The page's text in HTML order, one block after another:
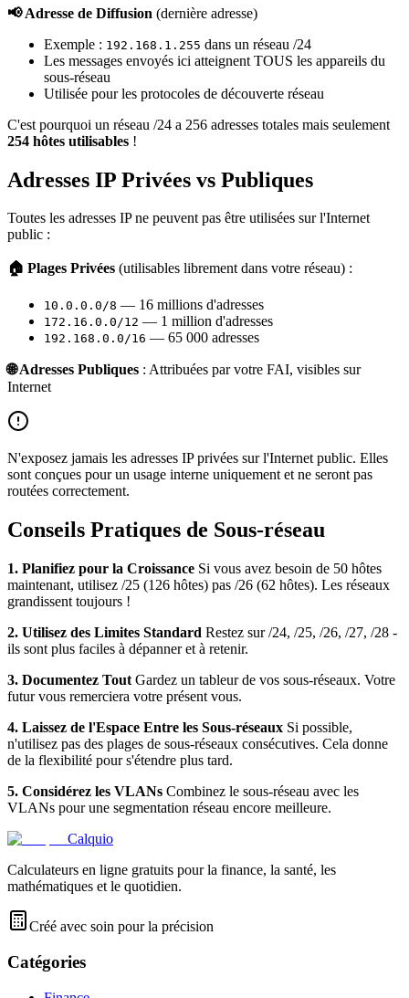
📢 Adresse de Diffusion (dernière adresse)
Exemple : 192.168.1.255 dans un réseau /24
Les messages envoyés ici atteignent TOUS les appareils du
sous-réseau
Utilisée pour les protocoles de découverte réseau
C'est pourquoi un réseau /24 a 256 adresses totales mais seulement
254 hôtes utilisables !
Adresses IP Privées vs Publiques
Toutes les adresses IP ne peuvent pas être utilisées sur l'Internet
public :
🏠 Plages Privées (utilisables librement dans votre réseau) :
10.0.0.0/8 — 16 millions d'adresses
172.16.0.0/12 — 1 million d'adresses
192.168.0.0/16 — 65 000 adresses
🌐 Adresses Publiques : Attribuées par votre FAI, visibles sur
Internet
N'exposez jamais les adresses IP privées sur l'Internet public. Elles
sont conçues pour un usage interne uniquement et ne seront pas
routées correctement.
Conseils Pratiques de Sous-réseau
1. Planifiez pour la Croissance Si vous avez besoin de 50 hôtes
maintenant, utilisez /25 (126 hôtes) pas /26 (62 hôtes). Les réseaux
grandissent toujours !
2. Utilisez des Limites Standard Restez sur /24, /25, /26, /27, /28 -
ils sont plus faciles à dépanner et à retenir.
3. Documentez Tout Gardez un tableur de vos sous-réseaux. Votre
futur vous remerciera votre présent vous.
4. Laissez de l'Espace Entre les Sous-réseaux Si possible,
n'utilisez pas des plages de sous-réseaux consécutives. Cela donne
de la flexibilité pour s'étendre plus tard.
5. Considérez les VLANs Combinez le sous-réseau avec les
VLANs pour une segmentation réseau encore meilleure.
Calquio
Calculateurs en ligne gratuits pour la finance, la santé, les
mathématiques et le quotidien.
Créé avec soin pour la précision
Catégories